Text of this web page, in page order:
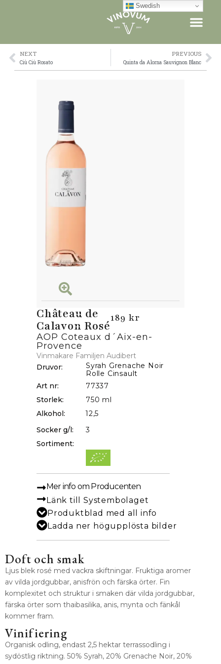
Prev
NEXT
Ciù Ciù Rosato
PREVIOUS
Quinta da Alorna Sauvignon Blanc
Château de
Calavon Rosé
189 kr
AOP Coteaux d´Aix-en-
Provence
Vinmakare Familjen Audibert
Druvor:
Syrah Grenache Noir
Rolle Cinsault
Art nr:
77337
Storlek:
750 ml
Alkohol:
12,5
Socker g/l:
3
Sortiment:
Mer info om Producenten
Länk till Systembolaget
Produktblad med all info
Ladda ner högupplösta bilder
Doft och smak
Ljus blek rosé med vackra skiftningar. Fruktiga aromer
av vilda jordgubbar, anisfrön och färska örter. Fin
komplexitet och struktur i smaken där vilda jordgubbar,
färska örter som thaibasilika, anis, mynta och fänkål
kommer fram.
Vinifiering
Organisk odling, endast 2,5 hektar terrassodling i
sydöstlig riktning. 50% Syrah, 20% Grenache Noir, 20%
Swedish